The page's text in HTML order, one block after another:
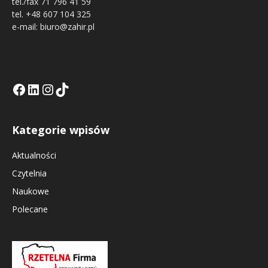
tel. +48 607 104 325
e-mail: biuro@zahir.pl
Facebook
LinkedIn
Tik Tok KEInstagramm KE
Kategorie wpisów
Aktualności
Czytelnia
Naukowe
Polecane